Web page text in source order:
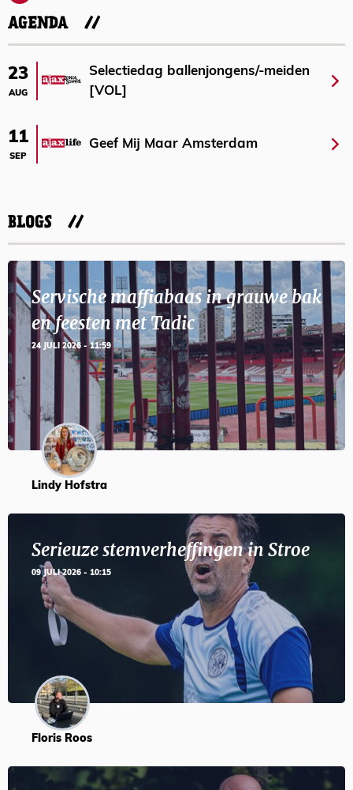
AGENDA
23
AUG
Selectiedag ballenjongens/-meiden
[VOL]
11
SEP
Geef Mij Maar Amsterdam
BLOGS
Servische maffiabaas in grauwe bak
en feesten met Tadic
24 JULI 2026 - 11:59
Lindy Hofstra
Serieuze stemverheffingen in Stroe
09 JULI 2026 - 10:15
Floris Roos